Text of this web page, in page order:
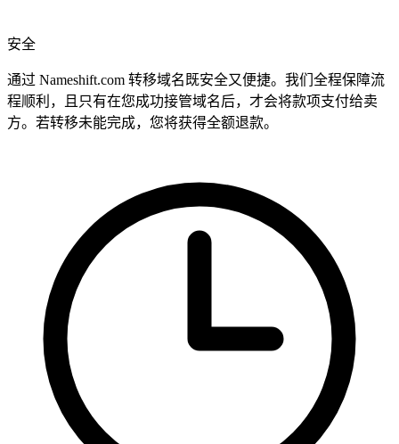
安全
通过 Nameshift.com 转移域名既安全又便捷。我们全程保障流
程顺利，且只有在您成功接管域名后，才会将款项支付给卖
方。若转移未能完成，您将获得全额退款。